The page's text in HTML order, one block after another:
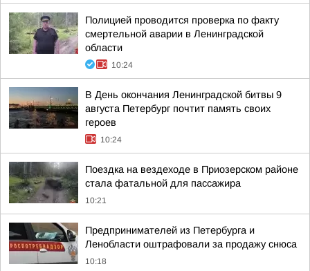
Полицией проводится проверка по факту
смертельной аварии в Ленинградской
области
10:24
В День окончания Ленинградской битвы 9
августа Петербург почтит память своих
героев
10:24
Поездка на вездеходе в Приозерском районе
стала фатальной для пассажира
10:21
Предпринимателей из Петербурга и
Ленобласти оштрафовали за продажу снюса
10:18